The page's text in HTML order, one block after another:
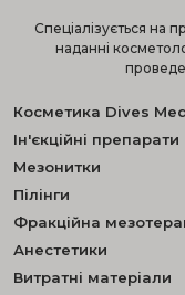
Спеціалізується на
наданні
Косметика Dives
Ін'єкційні препарати
Мезонитки
Пілінги
Фракційна
Анестетики
Витратні матеріали